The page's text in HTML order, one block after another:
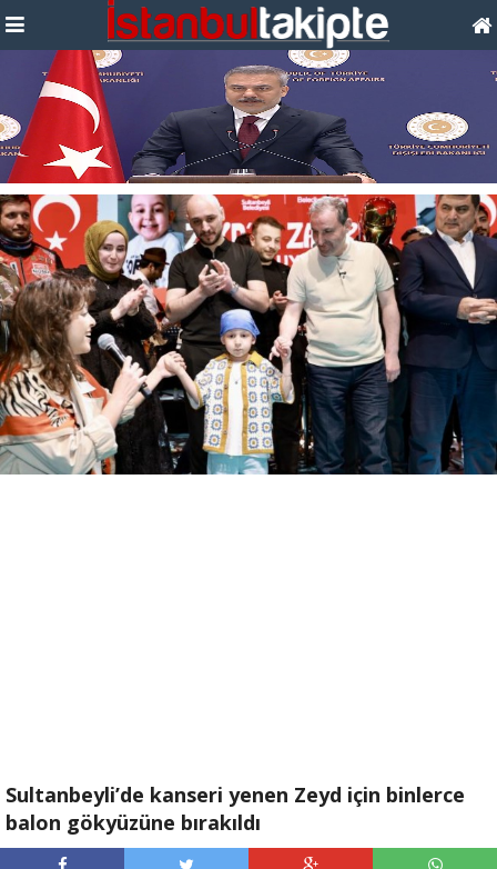
Sultanbeyli’de kanseri yenen Zeyd için binlerce
balon gökyüzüne bırakıldı